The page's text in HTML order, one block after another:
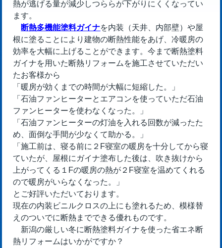
熱が逃げる量が減少しつららが下がりにくくなってい
ます。
断熱多機能塗料ガイナを内装（天井、内部壁）や屋
根に塗ることにより建物の断熱性能をあげ、冷暖房の
効率を大幅に上げることができます。今まで断熱塗料
ガイナを用いた断熱リフォームを施工させていただい
たお客様から
「暖房が効くまでの時間が大幅に短縮した。」
「石油ファンヒーターとエアコンを使っていただ石油
ファンヒーターを使わなくなった。」
「石油ファンヒーターの灯油を入れる回数が減ったた
め、面倒な手間が少なくて助かる。」
「施工前は、寝る前に２F寝室の暖房を十分してから寝
ていたが、屋根にガイナ塗布した後は、吹き抜けから
上がってくる１Fの暖房の熱が２F寝室を温めてくれる
ので暖房がいらなくなった。」
とご好評いただいております。
現在の内装ビニルクロスの上にも塗れるため、模様替
えのついでに断熱までできる優れものです。
新潟の厳しい冬に断熱塗料ガイナを使った省エネ断
熱リフォームはいかがですか？